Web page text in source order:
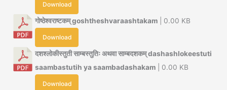
Download
गोष्ठेश्वराष्टकम् goshtheshvaraashtakam | 0.00 KB
Download
दशश्लोकीस्तुती साम्बस्तुतिः अथवा साम्बदशकम् dashashlokeestuti
saambastutih ya saambadashakam | 0.00 KB
Download